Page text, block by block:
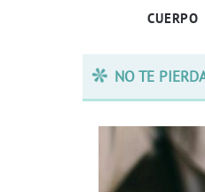
CUERPO
NO TE